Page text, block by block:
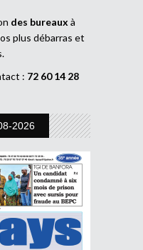
des bureaux à
plus débarras et
: 72 60 14 28
2026